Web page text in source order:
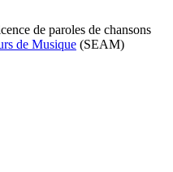
de paroles de chansons
de Musique (SEAM)